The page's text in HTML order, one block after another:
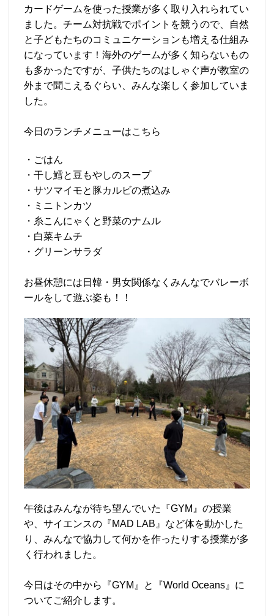
カードゲームを使った授業が多く取り入れられてい
ました。チーム対抗戦でポイントを競うので、自然
と子どもたちのコミュニケーションも増える仕組み
になっています！海外のゲームが多く知らないもの
も多かったですが、子供たちのはしゃぐ声が教室の
外まで聞こえるぐらい、みんな楽しく参加していま
した。
今日のランチメニューはこちら
・ごはん
・干し鱈と豆もやしのスープ
・サツマイモと豚カルビの煮込み
・ミニトンカツ
・糸こんにゃくと野菜のナムル
・白菜キムチ
・グリーンサラダ
お昼休憩には日韓・男女関係なくみんなでバレーボ
ールをして遊ぶ姿も！！
午後はみんなが待ち望んでいた『GYM』の授業
や、サイエンスの『MAD LAB』など体を動かした
り、みんなで協力して何かを作ったりする授業が多
く行われました。
今日はその中から『GYM』と『World Oceans』に
ついてご紹介します。